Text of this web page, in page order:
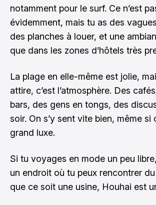
notamment pour le surf. Ce n’est
évidemment, mais tu as des
des planches à louer, et une
que dans les zones d’hôtels très
La plage en elle-même est jolie,
attire, c’est l’atmosphère. Des
bars, des gens en tongs, des
soir. On s’y sent vite bien, même si
grand luxe.
Si tu voyages en mode un peu
un endroit où tu peux rencontrer
que ce soit une usine, Houhai est